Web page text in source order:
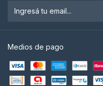
Medios de pago